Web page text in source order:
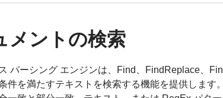
メントの検索
パーシング エンジンは、Find、FindReplace、
件を満たすテキストを検索する機能を提供しま